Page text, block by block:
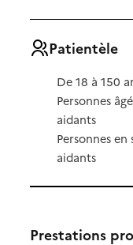
Patientèle
De 18 à 150
Personnes
aidants
Personnes
aidants
Prestations